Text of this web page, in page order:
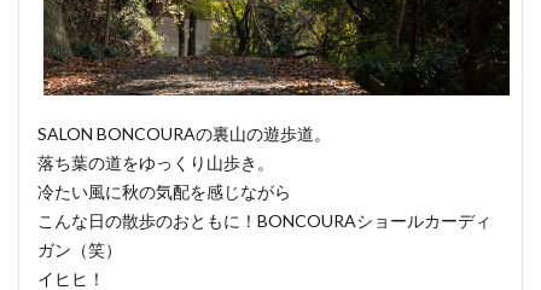
SALON BONCOURAの裏山の遊歩道。
落ち葉の道をゆっくり山歩き。
冷たい風に秋の気配を感じながら
こんな日の散歩のおともに！BONCOURAショールカーディ
ガン（笑）
イヒヒ！